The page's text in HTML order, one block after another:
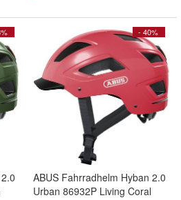
- 40%
ABUS Fahrradhelm Hyban 2.0
Urban 86932P Living Coral